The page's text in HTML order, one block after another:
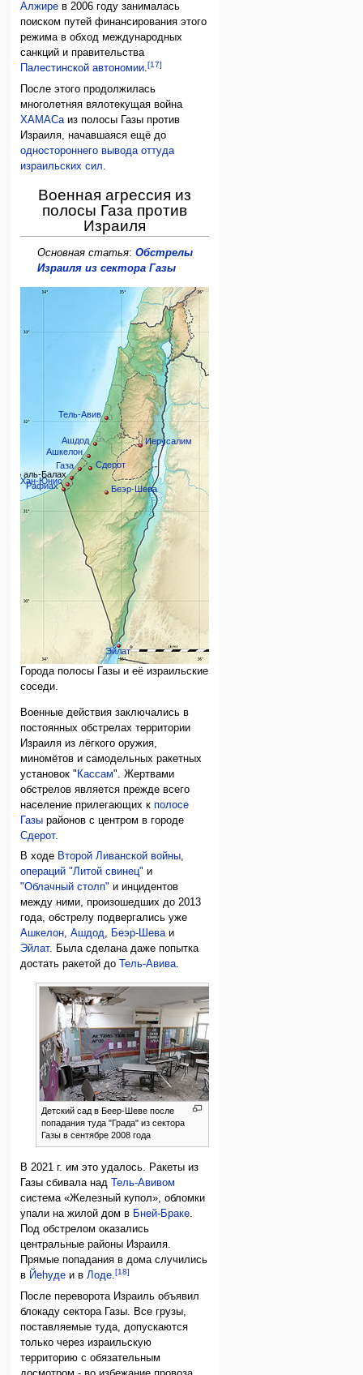
Алжире в 2006 году занималась
поиском путей финансирования этого
режима в обход международных
санкций и правительства
Палестинской автономии.[17]
После этого продолжилась
многолетняя вялотекущая война
ХАМАСа из полосы Газы против
Израиля, начавшаяся ещё до
одностороннего вывода оттуда
израильских сил
Военная агрессия из
полосы Газа против
Израиля
Основная статья: Обстрелы
Израиля из сектора Газы
Газа
Рафиах
Хан-Юнис
Дир аль-Балах
Сдерот
Ашкелон
Ашдод
Тель-Авив
Беэр-Шева
Иерусалим
Эйлат
Города полосы Газы и её израильские
соседи.
Военные действия заключались в
постоянных обстрелах территории
Израиля из лёгкого оружия,
миномётов и самодельных ракетных
установок " Кассам". Жертвами
обстрелов является прежде всего
население прилегающих кполосе
Газы районов с центром в городе
Сдерот.
В ходе Второй Ливанской войны,
операций "Литой свинец" и
"Облачный столп" и инцидентов
между ними, произошедших до 2013
года, обстрелу подвергались уже
Ашкелон,Ашдод, Беэр-Шеваи
Эйлат. Была сделана даже попытка
достать ракетой до
Тель-Авива.
Детский сад в Беер-Шеве после
попадания туда "Града" из сектора
Газы в сентябре 2008 года
В 2021 г. им это удалось. Ракеты из
Газы сбивала над
Тель-Авивом
система «Железный купол», обломки
упали на жилой дом в Бней-Браке.
Под обстрелом оказались
центральные районы Израиля.
Прямые попадания в дома случились
в Йеhуде и вЛоде.[18]
После переворота Израиль объявил
блокаду сектора Газы. Все грузы,
поставляемые туда, допускаются
только через израильскую
территорию с обязательным